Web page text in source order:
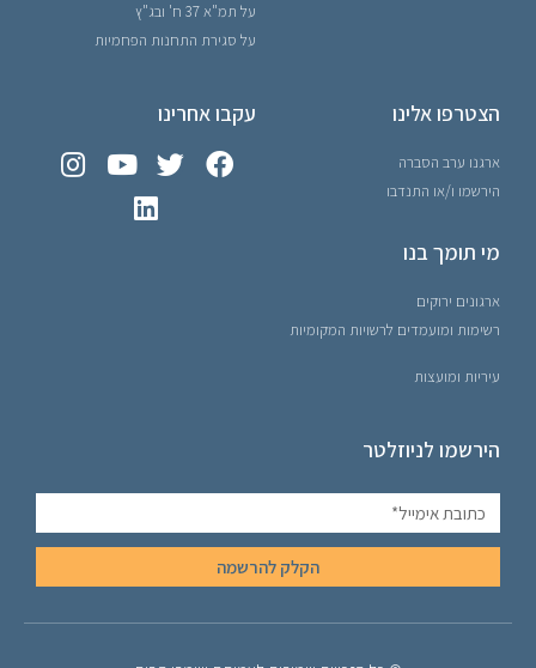
על תמ"א 37 ח' ובג"ץ
על סגירת התחנות הפחמיות
הצטרפו אלינו
ארגנו ערב הסברה
הירשמו ו/או התנדבו
מי תומך בנו
ארגונים ירוקים
רשימות ומועמדים לרשויות המקומיות
עיריות ומועצות
עקבו אחרינו
הירשמו לניוזלטר
הקלק להרשמה